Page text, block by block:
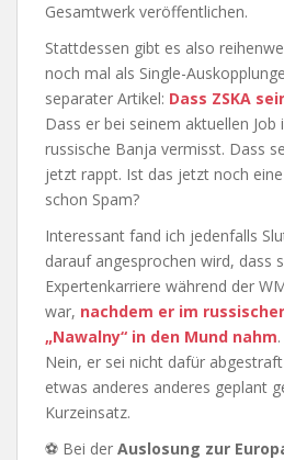
Gesamtwerk veröffentlichen.
Stattdessen gibt es also
noch mal als Single-
separater Artikel: Dass ZSKA
Dass er bei seinem aktuellen Job
russische Banja vermisst. Dass
jetzt rappt. Ist das jetzt noch
schon Spam?
Interessant fand ich jedenfalls
darauf angesprochen wird, dass
Expertenkarriere während der
war, nachdem er im
„Nawalny“ in den Mund nahm
Nein, er sei nicht dafür
etwas anderes anderes geplant
Kurzeinsatz.
⚽ Bei der Auslosung zur